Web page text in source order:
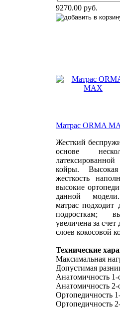
9270.00 руб.
Матрас ORMA
Жесткий
основе
койры.
жесткость
высокие
данной
матрас подходит
подросткам;
увеличена за
слоев кокосовой
Технические
Максимальная
Допустимая
Анатомичность
Анатомичность
Ортопедичность
Ортопедичность